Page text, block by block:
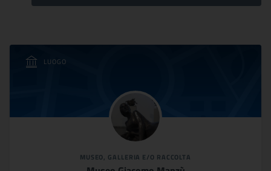
LUOGO
MUSEO, GALLERIA E/O RACCOLTA